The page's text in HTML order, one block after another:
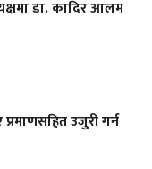
डा. कादिर आलम
उजुरी गर्न